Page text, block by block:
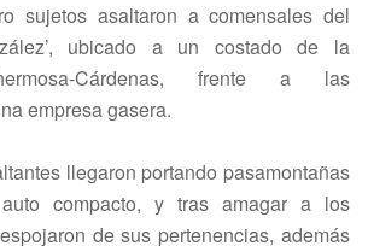
sujetos asaltaron a comensales del
ubicado a un costado de la
Cárdenas, frente a las
empresa gasera.
llegaron portando pasamontañas
compacto, y tras amagar a los
de sus pertenencias, además